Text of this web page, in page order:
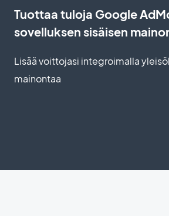
Tuottaa tuloja Google
sovelluksen sisäisen
Lisää voittojasi integroimalla
mainontaa